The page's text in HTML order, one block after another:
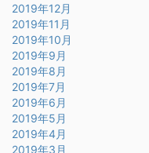
2019年12月
2019年11月
2019年10月
2019年9月
2019年8月
2019年7月
2019年6月
2019年5月
2019年4月
2019年3月